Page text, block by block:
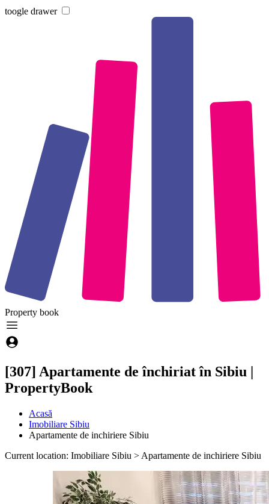
toogle drawer
Property book
[307] Apartamente de închiriat în Sibiu |
PropertyBook
Acasă
Imobiliare Sibiu
Apartamente de inchiriere Sibiu
Current location: Imobiliare Sibiu > Apartamente de inchiriere Sibiu